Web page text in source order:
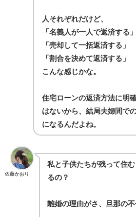
人それぞれだけど、
「名義人が一人で返済する」
「売却して一括返済する」
「割合を決めて返済する」
こんな感じかな。
住宅ローンの返済方法に明
はないから、結局夫婦間で
になるんだよね。
佐藤かおり
私と子供たちが残って住
るの？
離婚の理由がさ、旦那の